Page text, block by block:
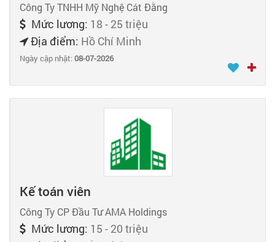
Công Ty TNHH Mỹ Nghệ Cát Đằng
Mức lương: 18 - 25 triệu
Địa điểm: Hồ Chí Minh
Ngày cập nhật:08-07-2026
Kế toán viên
Công Ty CP Đầu Tư AMA Holdings
Mức lương: 15 - 20 triệu